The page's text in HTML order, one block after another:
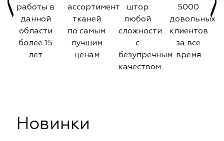
работы в
данной
области
более 15
лет
ассортимент
тканей
по самым
лучшим
ценам
штор
любой
сложности
с
безупречным
качеством
5000
довольных
клиентов
за все
время
Новинки